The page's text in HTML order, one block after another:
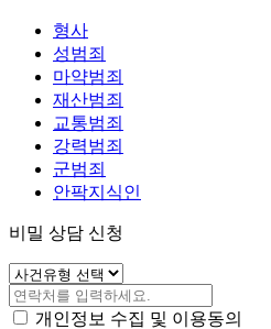
형사
성범죄
마약범죄
재산범죄
교통범죄
강력범죄
군범죄
안팍지식인
비밀 상담 신청
개인정보 수집 및 이용동의